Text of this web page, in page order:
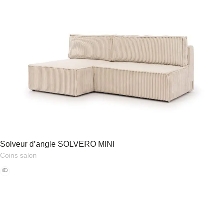
Solveur d’angle SOLVERO MINI
Coins salon